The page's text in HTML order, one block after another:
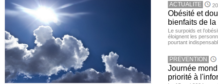
ACTUALITE
Obésité et
bienfaits de
Le surpoids et
éloignent les
pourtant
PREVENTION
Journée
priorité à